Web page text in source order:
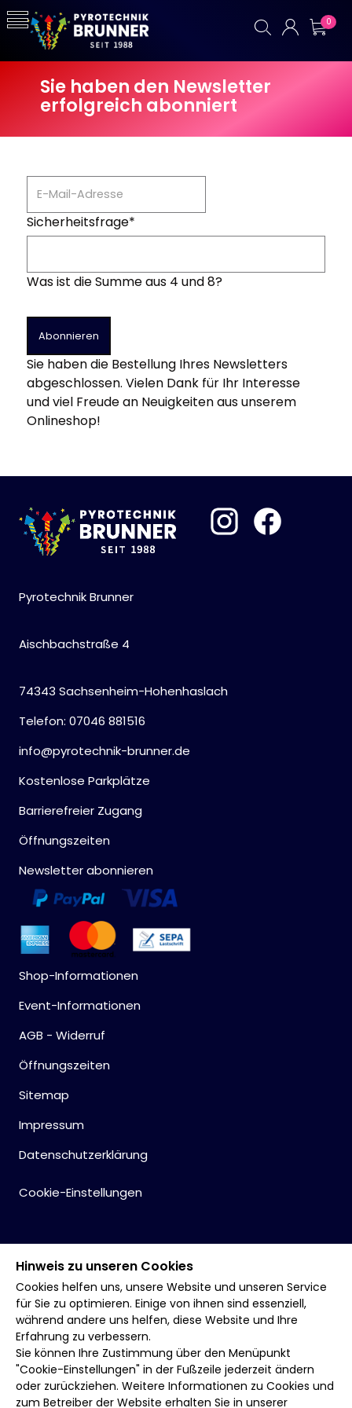
0
Sie haben den Newsletter
erfolgreich abonniert
Sicherheitsfrage*
Was ist die Summe aus 4 und 8?
Abonnieren
Sie haben die Bestellung Ihres Newsletters
abgeschlossen. Vielen Dank für Ihr Interesse
und viel Freude an Neuigkeiten aus unserem
Onlineshop!
Pyrotechnik Brunner
Aischbachstraße 4
74343 Sachsenheim-Hohenhaslach
Telefon: 07046 881516
info@pyrotechnik-brunner.de
Kostenlose Parkplätze
Barrierefreier Zugang
Öffnungszeiten
Newsletter abonnieren
Shop-Informationen
Event-Informationen
AGB - Widerruf
Öffnungszeiten
Sitemap
Impressum
Datenschutzerklärung
Cookie-Einstellungen
Hinweis zu unseren Cookies
Cookies helfen uns, unsere Website und unseren Service
für Sie zu optimieren. Einige von ihnen sind essenziell,
während andere uns helfen, diese Website und Ihre
Erfahrung zu verbessern.
Sie können Ihre Zustimmung über den Menüpunkt
"Cookie-Einstellungen" in der Fußzeile jederzeit ändern
oder zurückziehen. Weitere Informationen zu Cookies und
zum Betreiber der Website erhalten Sie in unserer